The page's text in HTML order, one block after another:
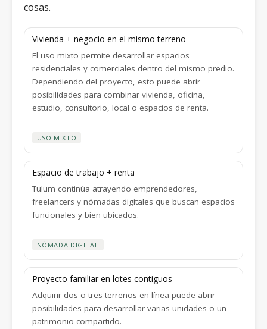
cosas.
Vivienda + negocio en el mismo terreno
El uso mixto permite desarrollar espacios
residenciales y comerciales dentro del mismo predio.
Dependiendo del proyecto, esto puede abrir
posibilidades para combinar vivienda, oficina,
estudio, consultorio, local o espacios de renta.
USO MIXTO
Espacio de trabajo + renta
Tulum continúa atrayendo emprendedores,
freelancers y nómadas digitales que buscan espacios
funcionales y bien ubicados.
NÓMADA DIGITAL
Proyecto familiar en lotes contiguos
Adquirir dos o tres terrenos en línea puede abrir
posibilidades para desarrollar varias unidades o un
patrimonio compartido.